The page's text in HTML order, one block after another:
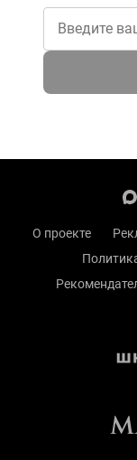
О проекте